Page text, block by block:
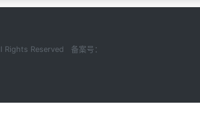
Reserved 备案号：